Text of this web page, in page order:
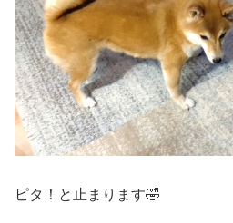
ピタ！と止まります🤣